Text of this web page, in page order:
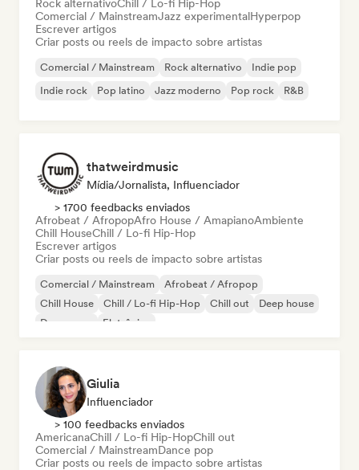
Rock alternativoChill / Lo-fi Hip-Hop
Comercial / MainstreamJazz experimentalHyperpop
Escrever artigos
Criar posts ou reels de impacto sobre artistas
Comercial / Mainstream Rock alternativo
Indie pop
Indie rock
Pop latino Jazz moderno Pop rock R&B
thatweirdmusic
Mídia/Jornalista, Influenciador
> 1700 feedbacks enviados
Afrobeat / AfropopAfro House / AmapianoAmbiente
Chill HouseChill / Lo-fi Hip-Hop
Escrever artigos
Criar posts ou reels de impacto sobre artistas
Comercial / Mainstream
Afrobeat / Afropop
Chill House
Chill / Lo-fi Hip-Hop Chill out
Deep house
Dream pop
Eletrônica
Giulia
Influenciador
> 100 feedbacks enviados
AmericanaChill / Lo-fi Hip-HopChill out
Comercial / MainstreamDance pop
Criar posts ou reels de impacto sobre artistas